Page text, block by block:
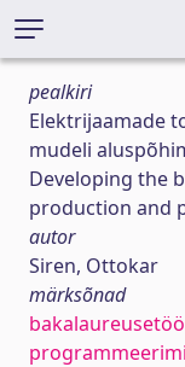
pealkiri
Elektrijaamade
mudeli
Developing the
production and
autor
Siren, Ottokar
märksõnad